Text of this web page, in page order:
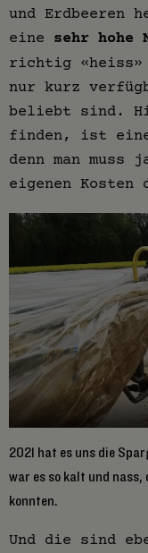
und Erdbeeren
eine sehr hohe
richtig «heiss»
nur kurz
beliebt sind.
finden, ist
denn man
eigenen Kosten
2021 hat es uns die
war es so kalt und
konnten.
Und die sind